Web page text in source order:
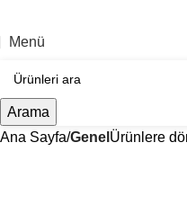
Menü
Arama
Ana Sayfa Genel Ürünlere